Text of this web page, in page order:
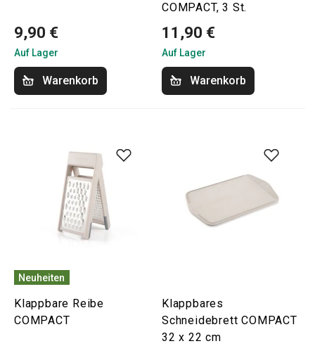
9,90 €
Auf Lager
Warenkorb
COMPACT, 3 St.
11,90 €
Auf Lager
Warenkorb
Neuheiten
Klappbare Reibe
COMPACT
Klappbares
Schneidebrett COMPACT
32 x 22 cm